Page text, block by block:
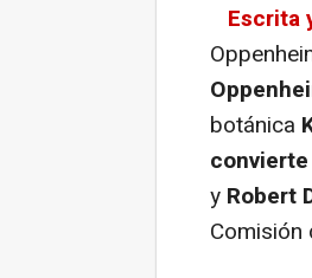
Escrita
botánica
y Robert
Comisión